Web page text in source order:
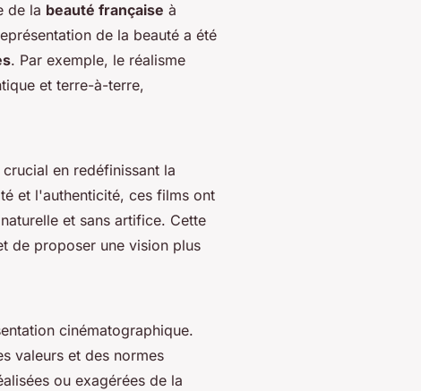
de la beauté française à
de la beauté a été
. Par exemple, le réalisme
et terre-à-terre,
en redéfinissant la
et l'authenticité, ces films ont
naturelle et sans artifice. Cette
de proposer une vision plus
cinématographique.
valeurs et des normes
ou exagérées de la